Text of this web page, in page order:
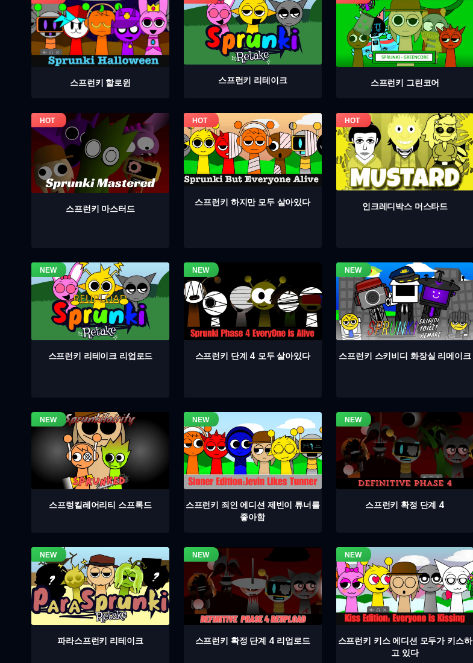
스프런키 할로윈 스프런키 리테이크 스프런키 그린코어
스프런키 마스터드
스프런키 하지만 모두 살아있다 인크레디박스 머스타드
스프런키 리테이크 리업로드 스프런키 단계 4 모두 살아있다 스프런키 스키비디 화장실 리메이크
스프렁킬레어리티 스프록드
스프런키 죄인 에디션 제빈이 튜너를
좋아함
스프런키 확정 단계 4
파라스프런키 리테이크 스프런키 확정 단계 4 리업로드
스프런키 키스 에디션 모두가 키스하
고 있다